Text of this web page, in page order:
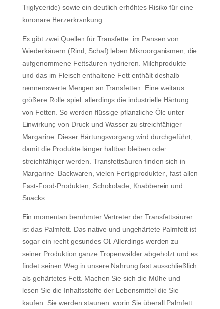
Triglyceride) sowie ein deutlich erhöhtes Risiko für eine
koronare Herzerkrankung.
Es gibt zwei Quellen für Transfette: im Pansen von
Wiederkäuern (Rind, Schaf) leben Mikroorganismen, die
aufgenommene Fettsäuren hydrieren. Milchprodukte
und das im Fleisch enthaltene Fett enthält deshalb
nennenswerte Mengen an Transfetten. Eine weitaus
größere Rolle spielt allerdings die industrielle Härtung
von Fetten. So werden flüssige pflanzliche Öle unter
Einwirkung von Druck und Wasser zu streichfähiger
Margarine. Dieser Härtungsvorgang wird durchgeführt,
damit die Produkte länger haltbar bleiben oder
streichfähiger werden. Transfettsäuren finden sich in
Margarine, Backwaren, vielen Fertigprodukten, fast allen
Fast-Food-Produkten, Schokolade, Knabberein und
Snacks.
Ein momentan berühmter Vertreter der Transfettsäuren
ist das Palmfett. Das native und ungehärtete Palmfett ist
sogar ein recht gesundes Öl. Allerdings werden zu
seiner Produktion ganze Tropenwälder abgeholzt und es
findet seinen Weg in unsere Nahrung fast ausschließlich
als gehärtetes Fett. Machen Sie sich die Mühe und
lesen Sie die Inhaltsstoffe der Lebensmittel die Sie
kaufen. Sie werden staunen, worin Sie überall Palmfett